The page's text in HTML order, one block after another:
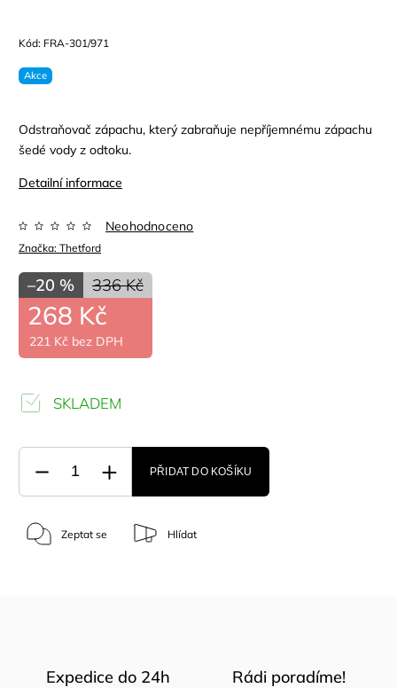
Kód: FRA-301/971
Akce
Odstraňovač zápachu, který zabraňuje nepříjemnému zápachu
šedé vody z odtoku.
Detailní informace
Značka: Thetford
Neohodnoceno
336 Kč
–20 %
268 Kč
221 Kč bez DPH
SKLADEM
PŘIDAT DO KOŠÍKU
Zeptat se Hlídat
Expedice do 24h Rádi poradíme!